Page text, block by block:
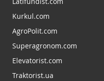
Kurkul.com
AgroPolit.com
Superagronom.com
Elevatorist.com
Traktorist.ua